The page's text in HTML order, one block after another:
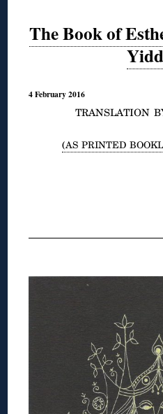
The Book of
4 February 2016
TRANSLATION
(AS PRINTED